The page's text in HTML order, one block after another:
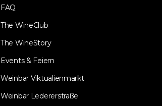
FAQ
The WineClub
The WineStory
Events & Feiern
Weinbar Viktualienmarkt
Weinbar Ledererstraße